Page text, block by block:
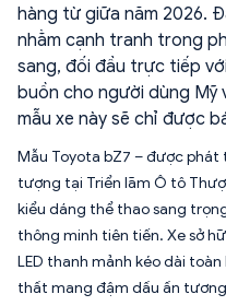
hàng từ giữa năm 2026.
nhằm cạnh tranh trong
sang, đối đầu trực tiếp
buồn cho người dùng Mỹ
mẫu xe này sẽ chỉ được
Mẫu Toyota bZ7 – được phát
tượng tại Triển lãm Ô tô
kiểu dáng thể thao sang
thông minh tiên tiến. Xe sở
LED thanh mảnh kéo dài
thất mang đậm dấu ấn